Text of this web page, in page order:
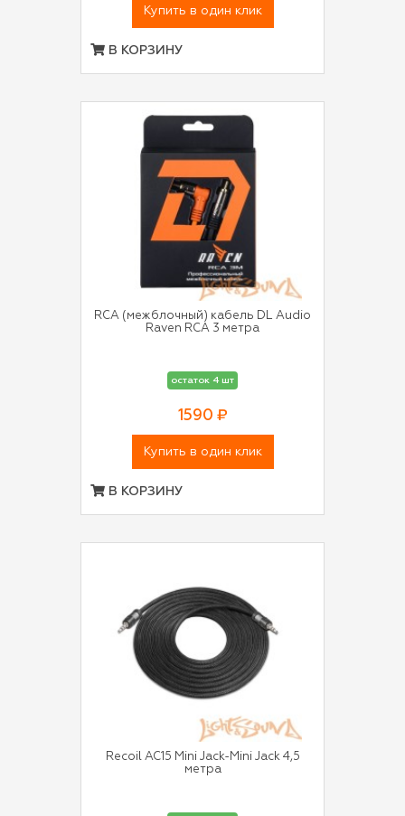
Купить в один клик
В КОРЗИНУ
RCA (межблочный) кабель DL Audio
Raven RCA 3 метра
остаток 4 шт
1590 ₽
Купить в один клик
В КОРЗИНУ
Recoil AC15 Mini Jack-Mini Jack 4,5
метра